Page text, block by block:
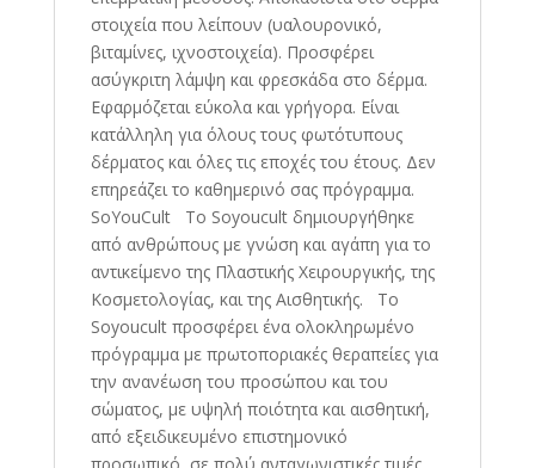
στοιχεία που λείπουν (υαλουρονικό,
βιταμίνες, ιχνοστοιχεία). Προσφέρει
ασύγκριτη λάμψη και φρεσκάδα στο δέρμα.
Εφαρμόζεται εύκολα και γρήγορα. Είναι
κατάλληλη για όλους τους φωτότυπους
δέρματος και όλες τις εποχές του έτους. Δεν
επηρεάζει το καθημερινό σας πρόγραμμα.
SoYouCult Το Soyoucult δημιουργήθηκε
από ανθρώπους με γνώση και αγάπη για το
αντικείμενο της Πλαστικής Χειρουργικής, της
Κοσμετολογίας, και της Αισθητικής. Το
Soyoucult προσφέρει ένα ολοκληρωμένο
πρόγραμμα με πρωτοποριακές θεραπείες για
την ανανέωση του προσώπου και του
σώματος, με υψηλή ποιότητα και αισθητική,
από εξειδικευμένο επιστημονικό
προσωπικό, σε πολύ ανταγωνιστικές τιμές.